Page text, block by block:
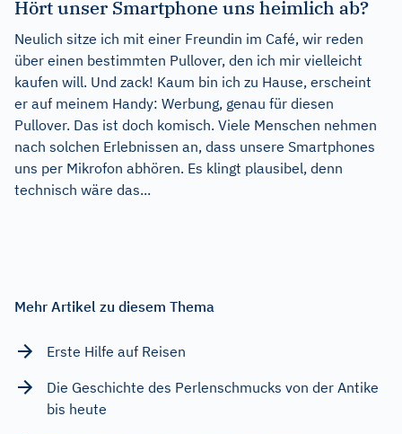
Hört unser Smartphone uns heimlich ab?
Neulich sitze ich mit einer Freundin im Café, wir reden
über einen bestimmten Pullover, den ich mir vielleicht
kaufen will. Und zack! Kaum bin ich zu Hause, erscheint
er auf meinem Handy: Werbung, genau für diesen
Pullover. Das ist doch komisch. Viele Menschen nehmen
nach solchen Erlebnissen an, dass unsere Smartphones
uns per Mikrofon abhören. Es klingt plausibel, denn
technisch wäre das...
Mehr Artikel zu diesem Thema
Erste Hilfe auf Reisen
Die Geschichte des Perlenschmucks von der Antike
bis heute